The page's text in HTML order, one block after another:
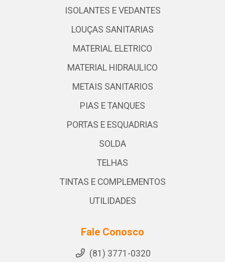
ISOLANTES E VEDANTES
LOUÇAS SANITARIAS
MATERIAL ELETRICO
MATERIAL HIDRAULICO
METAIS SANITARIOS
PIAS E TANQUES
PORTAS E ESQUADRIAS
SOLDA
TELHAS
TINTAS E COMPLEMENTOS
UTILIDADES
Fale Conosco
(81) 3771-0320